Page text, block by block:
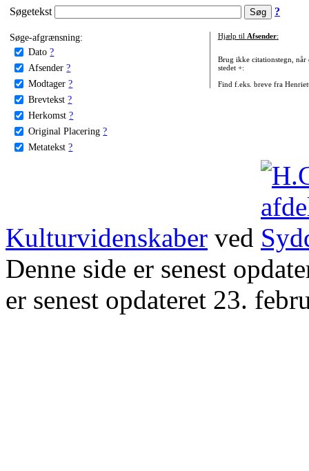
Søgetekst ?
Søge-afgrænsning:
Dato ?
Afsender ?
Modtager ?
Brevtekst ?
Herkomst ?
Original Placering ?
Metatekst ?
Hjælp til Afsender:
Brug ikke citationstegn, når
stedet +:
Find f.eks. breve fra
Kulturvidenskaber ved
Denne side er senest
er senest opdateret 23.